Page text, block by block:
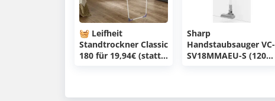
🧺 Leifheit
Standtrockner Classic
180 für 19,94€ (statt
Sharp
Handstaubsauger VC-
SV18MMAEU-S (120